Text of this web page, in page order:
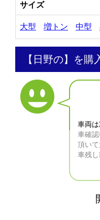
サイズ
大型 増トン 中型
【日野の】を
車両
車確
頂い
車残し